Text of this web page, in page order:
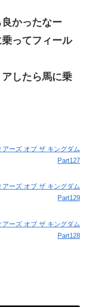
かったなー
ってフィール
したら馬に乗
アーズ オブ ザ キングダム
Part127
アーズ オブ ザ キングダム
Part129
アーズ オブ ザ キングダム
Part128